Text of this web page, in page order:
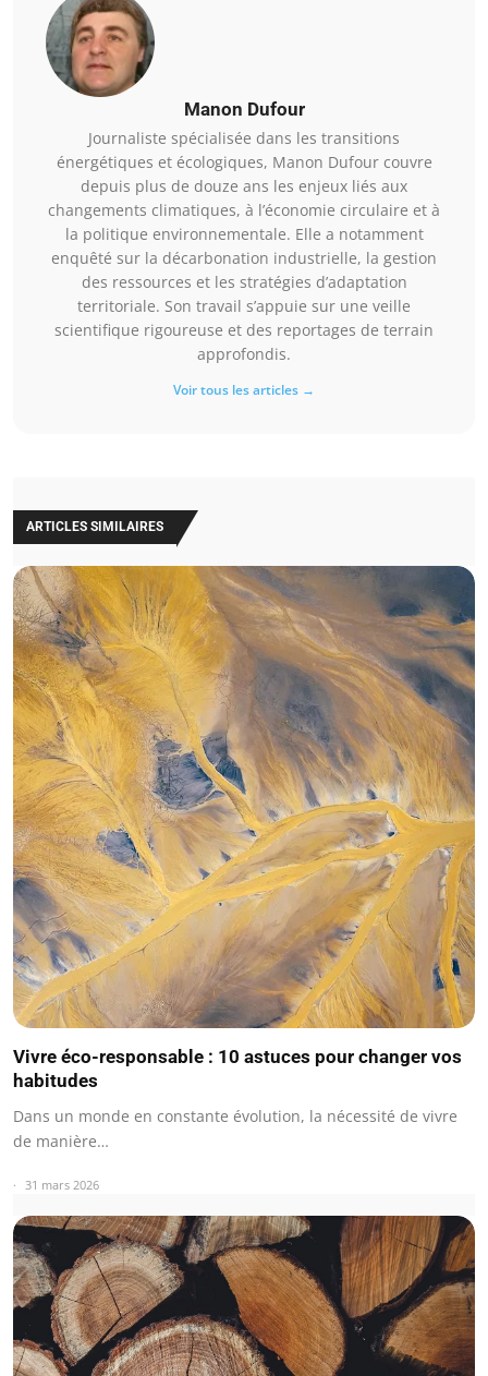
Manon Dufour
Journaliste spécialisée dans les transitions
énergétiques et écologiques, Manon Dufour couvre
depuis plus de douze ans les enjeux liés aux
changements climatiques, à l’économie circulaire et à
la politique environnementale. Elle a notamment
enquêté sur la décarbonation industrielle, la gestion
des ressources et les stratégies d’adaptation
territoriale. Son travail s’appuie sur une veille
scientifique rigoureuse et des reportages de terrain
approfondis.
Voir tous les articles →
ARTICLES SIMILAIRES
Vivre éco-responsable : 10 astuces pour changer vos
habitudes
Dans un monde en constante évolution, la nécessité de vivre
de manière…
31 mars 2026